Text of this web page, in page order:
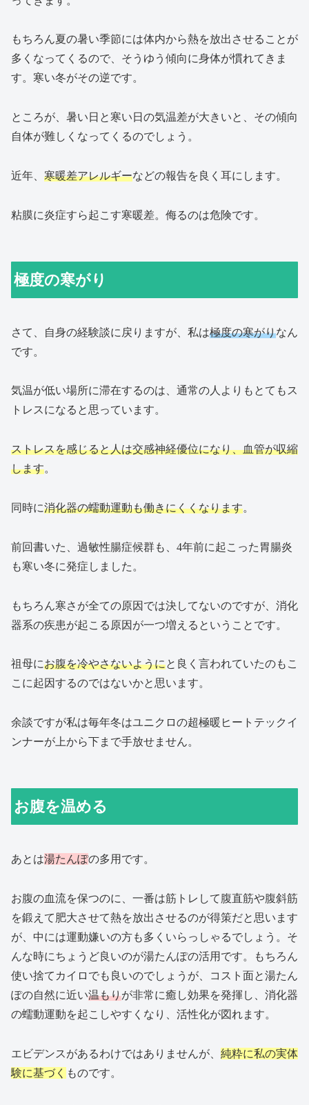
もちろん夏の暑い季節には体内から熱を放出させることが
多くなってくるので、そうゆう傾向に身体が慣れてきま
す。寒い冬がその逆です。
ところが、暑い日と寒い日の気温差が大きいと、その傾向
自体が難しくなってくるのでしょう。
近年、 寒暖差アレルギーなどの報告を良く耳にします。
粘膜に炎症すら起こす寒暖差。侮るのは危険です。
極度の寒がり
さて、自身の経験談に戻りますが、私は極度の寒がりなん
です。
気温が低い場所に滞在するのは、通常の人よりもとてもス
トレスになると思っています。
ストレスを感じると人は交感神経優位になり、血管が収縮
します。
同時に消化器の蠕動運動も働きにくくなります。
前回書いた、過敏性腸症候群も、4年前に起こった胃腸炎
も寒い冬に発症しました。
もちろん寒さが全ての原因では決してないのですが、消化
器系の疾患が起こる原因が一つ増えるということです。
祖母にお腹を冷やさないようにと良く言われていたのもこ
こに起因するのではないかと思います。
余談ですが私は毎年冬はユニクロの超極暖ヒートテックイ
ンナーが上から下まで手放せません。
お腹を温める
あとは湯たんぽの多用です。
お腹の血流を保つのに、一番は筋トレして腹直筋や腹斜筋
を鍛えて肥大させて熱を放出させるのが得策だと思います
が、中には運動嫌いの方も多くいらっしゃるでしょう。そ
んな時にちょうど良いのが湯たんぽの活用です。もちろん
使い捨てカイロでも良いのでしょうが、コスト面と湯たん
ぽの自然に近い温もりが非常に癒し効果を発揮し、消化器
の蠕動運動を起こしやすくなり、活性化が図れます。
エビデンスがあるわけではありませんが、 純粋に私の実体
験に基づく ものです。